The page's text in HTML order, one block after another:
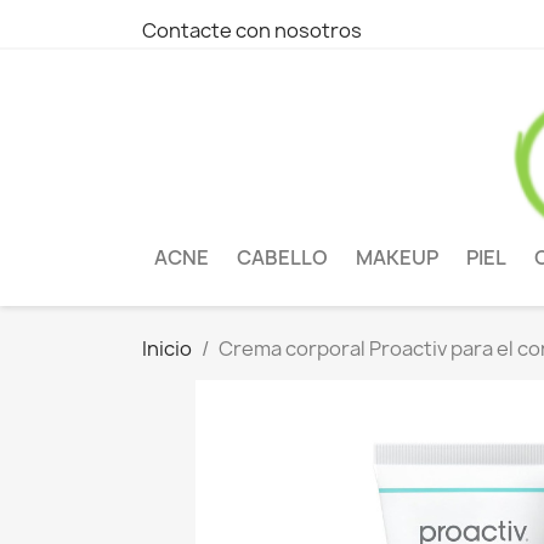
Contacte con nosotros
ACNE CABELLO MAKEUP PIEL
Inicio Crema corporal Proactiv para el